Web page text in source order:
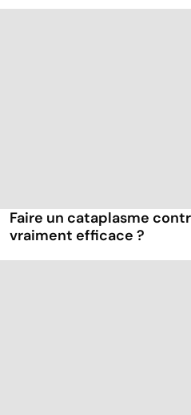
Faire un cataplasme
vraiment efficace ?